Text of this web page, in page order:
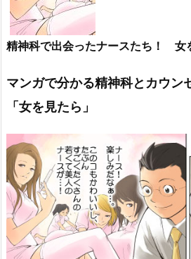
精神科で出会ったナースたち！
マンガで分かる精神科とカウ
「女を見たら」